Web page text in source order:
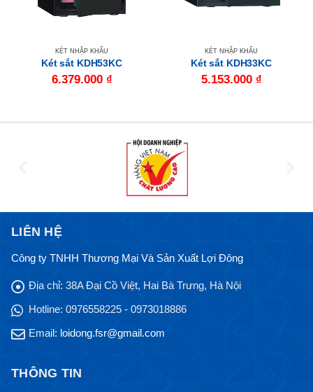
KÉT NHẬP KHẨU
Két sắt KDH53KC
6.379.000 ₫
KÉT NHẬP KHẨU
Két sắt KDH33KC
5.153.000 ₫
LIÊN HỆ
Công ty TNHH Thương Mại Và Sản Xuất Lợi Đông
Địa chỉ: 38A Đại Cồ Việt, Hai Bà Trưng, Hà Nội
Hotline: 0976558225 - 0973018886
Email: loidong.fsr@gmail.com
THÔNG TIN